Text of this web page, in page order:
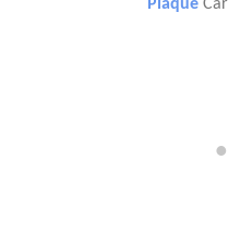
Plaque